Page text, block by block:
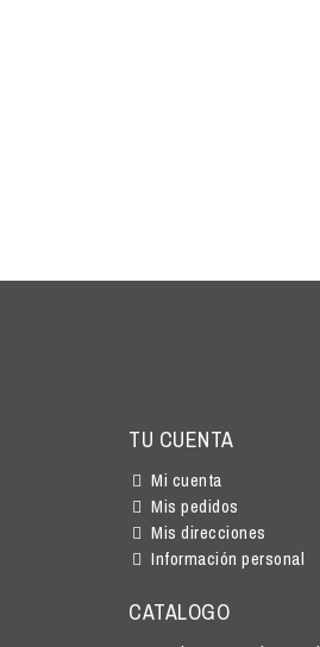
TU CUENTA
Mi cuenta
Mis pedidos
Mis direcciones
Información personal
CATALOGO